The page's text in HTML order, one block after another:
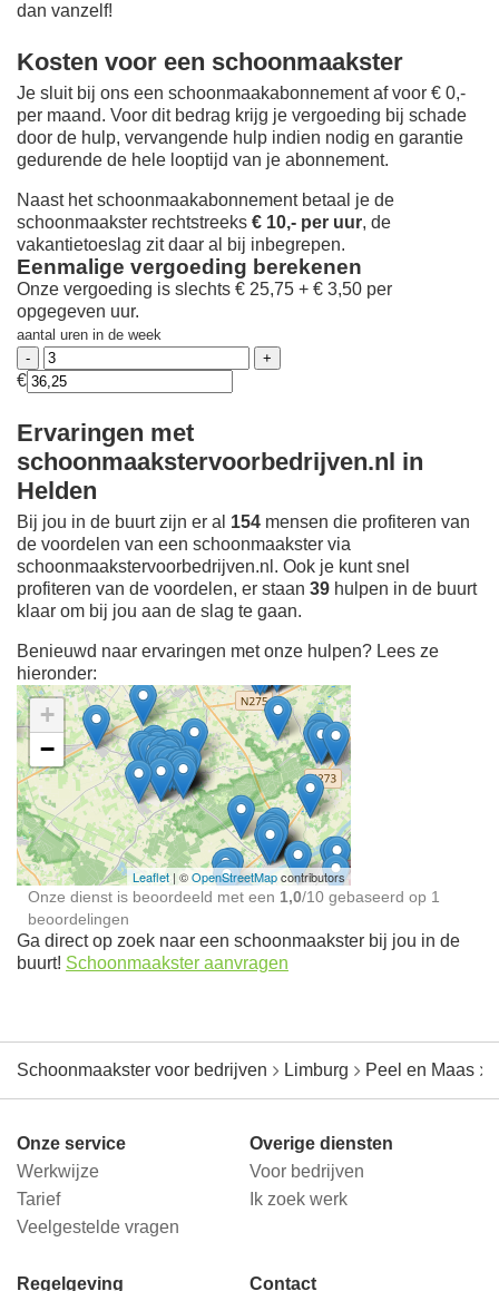
dan vanzelf!
Kosten voor een schoonmaakster
Je sluit bij ons een schoonmaakabonnement af voor € 0,-
per maand. Voor dit bedrag krijg je vergoeding bij schade
door de hulp, vervangende hulp indien nodig en garantie
gedurende de hele looptijd van je abonnement.
Naast het schoonmaakabonnement betaal je de
schoonmaakster rechtstreeks € 10,- per uur, de
vakantietoeslag zit daar al bij inbegrepen.
Eenmalige vergoeding berekenen
Onze vergoeding is slechts € 25,75 + € 3,50 per
opgegeven uur.
aantal uren in de week
€
Ervaringen met
schoonmaakstervoorbedrijven.nl in
Helden
Bij jou in de buurt zijn er al 154 mensen die profiteren van
de voordelen van een schoonmaakster via
schoonmaakstervoorbedrijven.nl. Ook je kunt snel
profiteren van de voordelen, er staan 39 hulpen in de buurt
klaar om bij jou aan de slag te gaan.
Benieuwd naar ervaringen met onze hulpen? Lees ze
hieronder:
Ontdek meer ervaringen
Schoonmaakster bij
jou in de buurt
+
−
Leaflet | ©OpenStreetMapcontributors
Onze dienst is beoordeeld met een 1,0/10 gebaseerd op 1
beoordelingen
Ga direct op zoek naar een schoonmaakster bij jou in de
buurt! Schoonmaakster aanvragen
Schoonmaakster voor bedrijven Limburg Peel en Maas
Onze service
Werkwijze
Tarief
Veelgestelde vragen
Overige diensten
Voor bedrijven
Ik zoek werk
Regelgeving Contact